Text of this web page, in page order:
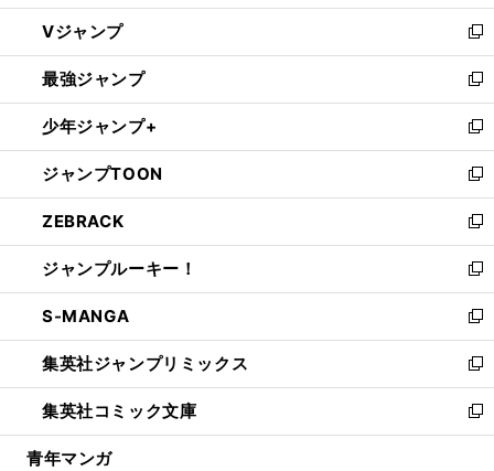
ウ
ィ
ン
ド
ウ
で
開
く
し
い
ウ
ィ
ン
ド
ウ
で
開
く
Vジャンプ
新
し
い
ウ
ィ
ン
ド
ウ
で
開
く
最強ジャンプ
新
し
い
ウ
ィ
ン
ド
ウ
で
開
く
少年ジャンプ+
新
し
い
ウ
ィ
ン
ド
ウ
で
開
く
ジャンプTOON
新
し
い
ウ
ィ
ン
ド
ウ
で
開
く
ZEBRACK
新
し
い
ウ
ィ
ン
ド
ウ
で
開
ジャンプルーキー！
新
し
い
ウ
ィ
ン
ド
ウ
S-MANGA
新
し
い
ウ
ィ
ン
集英社ジャンプリミックス
新
し
い
ウ
集英社コミック文庫
新
し
青年マンガ